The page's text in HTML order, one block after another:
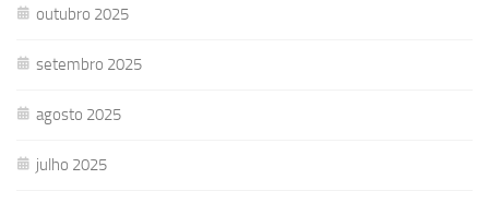
outubro 2025
setembro 2025
agosto 2025
julho 2025